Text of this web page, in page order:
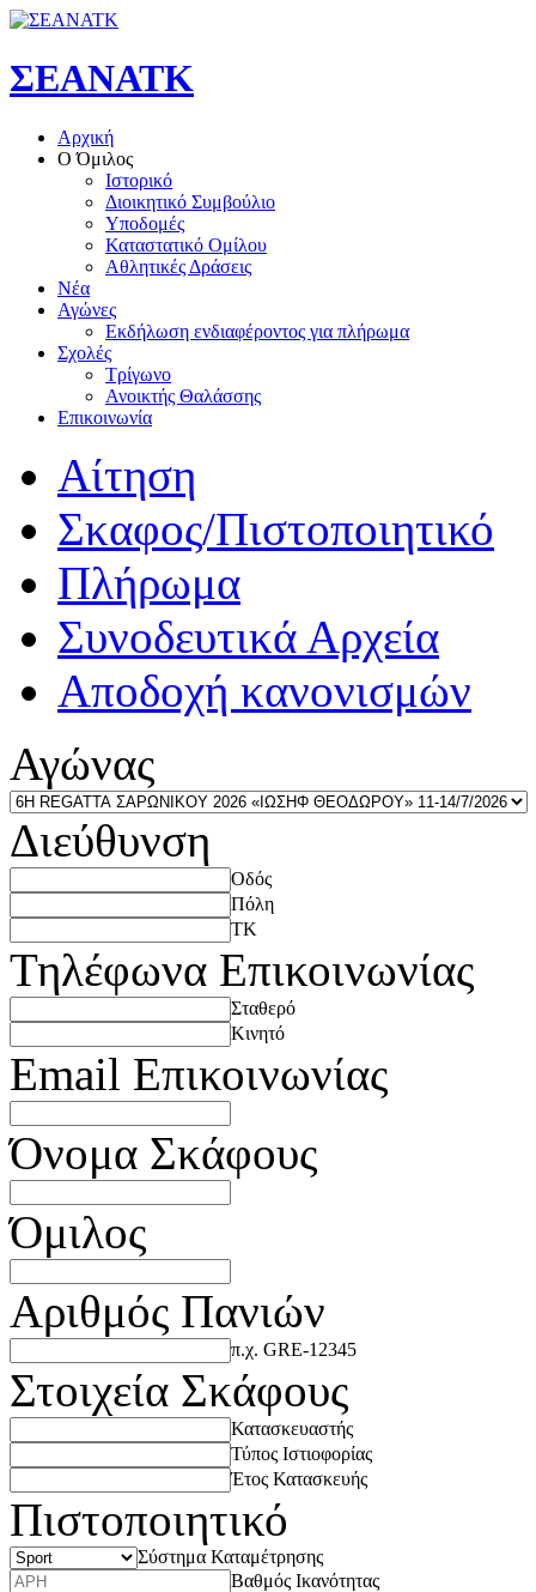
ΣΕΑΝΑΤΚ
Αρχική
Ο Όμιλος
Ιστορικό
Διοικητικό Συμβούλιο
Υποδομές
Καταστατικό Ομίλου
Αθλητικές Δράσεις
Νέα
Αγώνες
Εκδήλωση ενδιαφέροντος για πλήρωμα
Σχολές
Τρίγωνο
Ανοικτής Θαλάσσης
Επικοινωνία
Αίτηση
Σκαφος/Πιστοποιητικό
Πλήρωμα
Συνοδευτικά Αρχεία
Αποδοχή κανονισμών
Αγώνας
Διεύθυνση
Οδός
Πόλη
ΤΚ
Τηλέφωνα Επικοινωνίας
Σταθερό
Κινητό
Email Επικοινωνίας
Όνομα Σκάφους
Όμιλος
Αριθμός Πανιών
π.χ. GRE-12345
Στοιχεία Σκάφους
Κατασκευαστής
Τύπος Ιστιοφορίας
Έτος Κατασκευής
Πιστοποιητικό
Σύστημα Καταμέτρησης
Βαθμός Ικανότητας